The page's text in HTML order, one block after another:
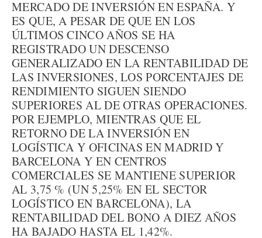
MERCADO DE INVERSIÓN EN ESPAÑA. Y
ES QUE, A PESAR DE QUE EN LOS
ÚLTIMOS CINCO AÑOS SE HA
REGISTRADO UN DESCENSO
GENERALIZADO EN LA RENTABILIDAD DE
LAS INVERSIONES, LOS PORCENTAJES DE
RENDIMIENTO SIGUEN SIENDO
SUPERIORES AL DE OTRAS OPERACIONES.
POR EJEMPLO, MIENTRAS QUE EL
RETORNO DE LA INVERSIÓN EN
LOGÍSTICA Y OFICINAS EN MADRID Y
BARCELONA Y EN CENTROS
COMERCIALES SE MANTIENE SUPERIOR
AL 3,75 % (UN 5,25% EN EL SECTOR
LOGÍSTICO EN BARCELONA), LA
RENTABILIDAD DEL BONO A DIEZ AÑOS
HA BAJADO HASTA EL 1,42%.